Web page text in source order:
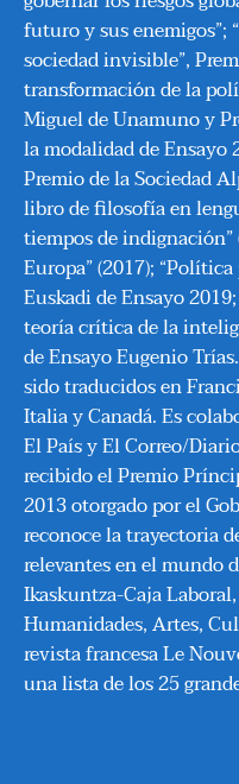
futuro y sus enemigos”;
sociedad invisible”,
transformación de la
Miguel de Unamuno y
la modalidad de Ensayo
Premio de la Sociedad
libro de filosofía en
tiempos de indignación”
Europa” (2017);
Euskadi de Ensayo
teoría crítica de la
de Ensayo Eugenio Trías.
sido traducidos en
Italia y Canadá. Es
El País y El Correo/
recibido el Premio
2013 otorgado por el
reconoce la trayectoria
relevantes en el mundo
Ikaskuntza-Caja
Humanidades, Artes,
revista francesa Le
una lista de los 25